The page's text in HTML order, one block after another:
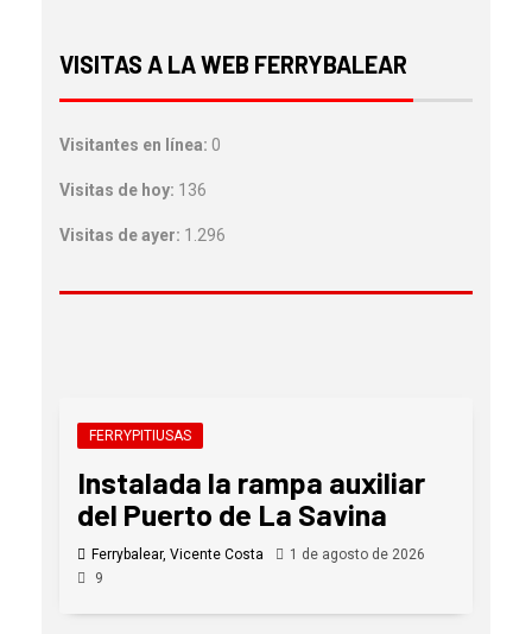
VISITAS A LA WEB FERRYBALEAR
Visitantes en línea: 0
Visitas de hoy: 136
Visitas de ayer: 1.296
FERRYPITIUSAS
Instalada la rampa auxiliar
del Puerto de La Savina
Ferrybalear, Vicente Costa
1 de agosto de 2026
9